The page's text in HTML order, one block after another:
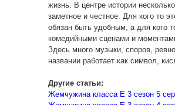
жизнь. В центре истории
заметное и честное. Для кого то
обязан быть удобным, а для кого
комедийными сценами и
Здесь много музыки, споров,
названии работает как символ,
Другие статьи:
Жемчужина класса Е 3 сезон 5